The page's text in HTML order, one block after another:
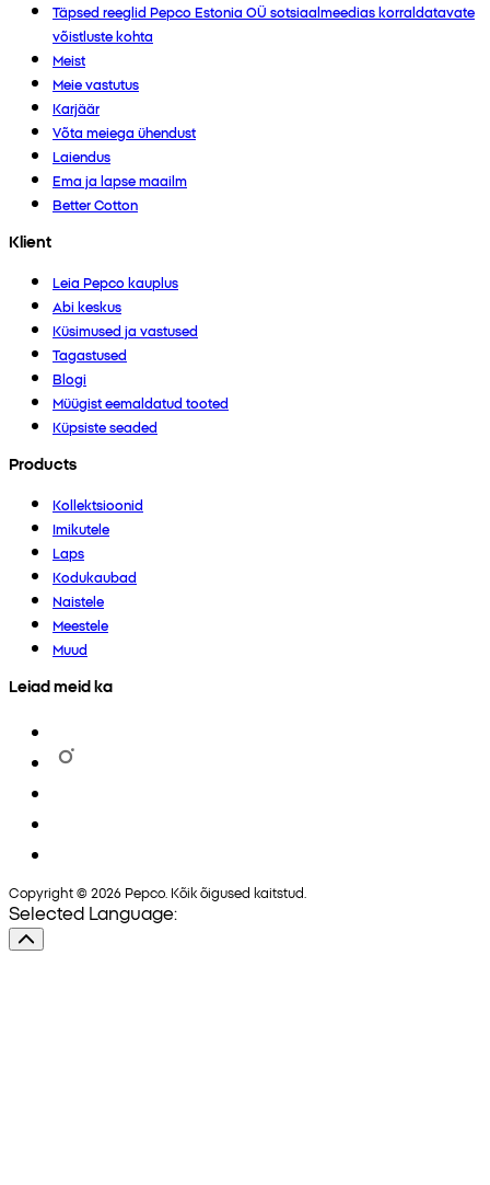
Täpsed reeglid Pepco Estonia OÜ sotsiaalmeedias korraldatavate
võistluste kohta
Meist
Meie vastutus
Karjäär
Võta meiega ühendust
Laiendus
Ema ja lapse maailm
Better Cotton
Klient
Leia Pepco kauplus
Abi keskus
Küsimused ja vastused
Tagastused
Blogi
Müügist eemaldatud tooted
Küpsiste seaded
Products
Kollektsioonid
Imikutele
Laps
Kodukaubad
Naistele
Meestele
Muud
Leiad meid ka
Copyright © 2026 Pepco. Kõik õigused kaitstud.
Selected Language: